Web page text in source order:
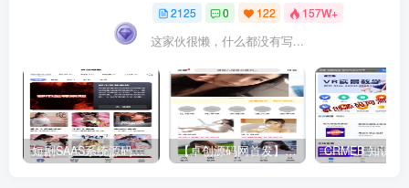
2125 0 122 157W+
这家伙很懒，什么都没有写...
短剧SAAS系统源码｜多端分销+云存储+多租户架构 【卓创源码网首发】全开源视频打赏系统源码｜双模板+代理分站+易支付对接｜API全面修复｜站长盈利利器！​